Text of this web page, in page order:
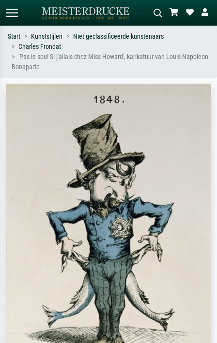
Standaard zoeken AI-beeldzoeker
Zoek op kunstenaar, titel of stijl – bijv.
Start Kunststijlen
Niet geclassificeerde kunstenaars
Charles Frondat
'Pas le sou! Si j'allais chez Miss Howard', karikatuur van Louis-Napoleon
Bonaparte